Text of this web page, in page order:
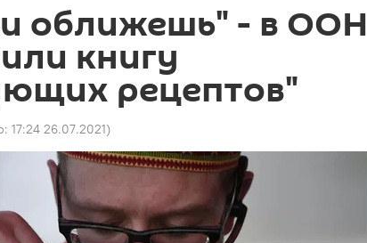
оближешь" - в ООН
книгу
рецептов"
17:24 26.07.2021)